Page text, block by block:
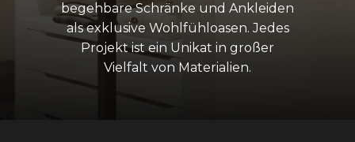
begehbare Schränke und Ankleiden
als exklusive Wohlfühloasen. Jedes
Projekt ist ein Unikat in großer
Vielfalt von Materialien.